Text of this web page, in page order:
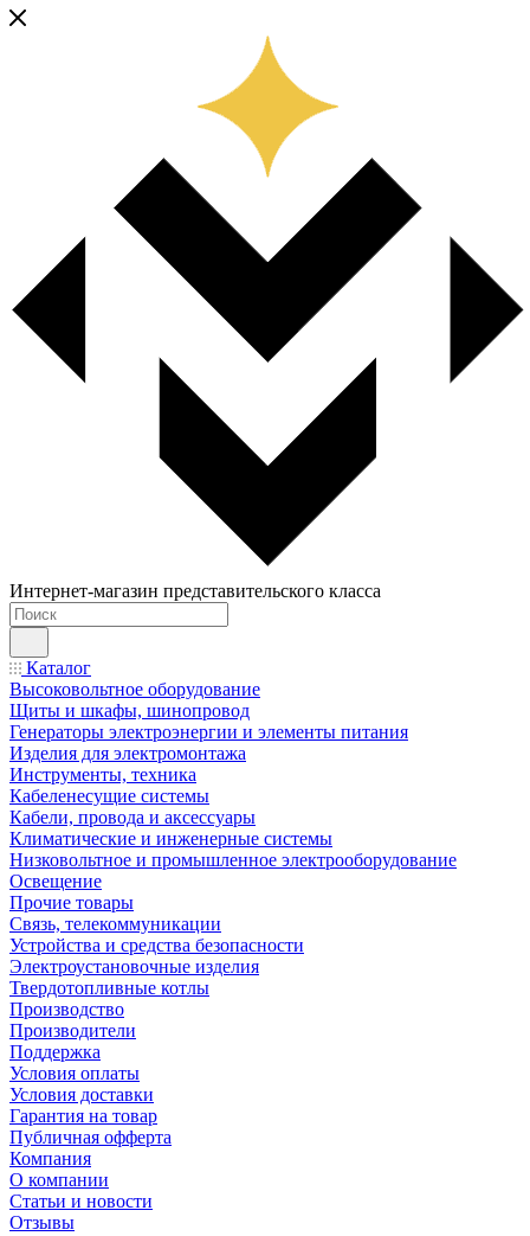
Интернет-магазин представительского класса
Каталог
Высоковольтное оборудование
Щиты и шкафы, шинопровод
Генераторы электроэнергии и элементы питания
Изделия для электромонтажа
Инструменты, техника
Кабеленесущие системы
Кабели, провода и аксессуары
Климатические и инженерные системы
Низковольтное и промышленное электрооборудование
Освещение
Прочие товары
Связь, телекоммуникации
Устройства и средства безопасности
Электроустановочные изделия
Твердотопливные котлы
Производство
Производители
Поддержка
Условия оплаты
Условия доставки
Гарантия на товар
Публичная офферта
Компания
О компании
Статьи и новости
Отзывы